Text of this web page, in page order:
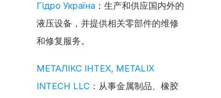
Гідро Україна ：生产和供应国内外的
液压设备，并提供相关零部件的维修
和修复服务。
МЕТАЛІКС ІНТЕХ, METALIX
INTECH LLC ：从事金属制品、橡胶